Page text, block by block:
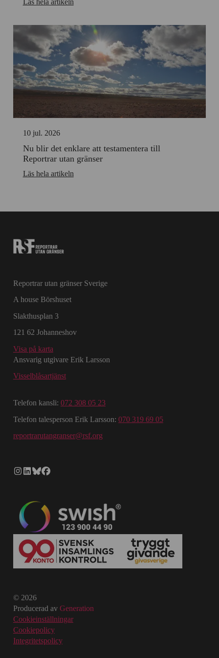
Läs hela artikeln
10 jul. 2026
Nu blir det enklare att testamentera till
Reportrar utan gränser
Läs hela artikeln
Reportrar utan gränser Sverige
A house Börshuset
Slakthusplan 3
121 62 Johanneshov
Visa på karta
Ansvarig utgivare Erik Larsson
Visselblåsartjänst
Telefon kansli: 072 308 05 23
Telefon talesperson Erik Larsson: 070 319 69 05
reportrarutangranser@rsf.org
© 2026
Producerad av Generation
Cookieinställningar
Cookiepolicy
Integritetspolicy